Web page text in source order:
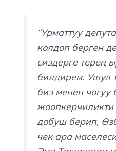
“Урматтуу
колдоп берген
сиздерге терең
билдирем. Ушул
биз менен чогуу
добуш берип,
чек ара